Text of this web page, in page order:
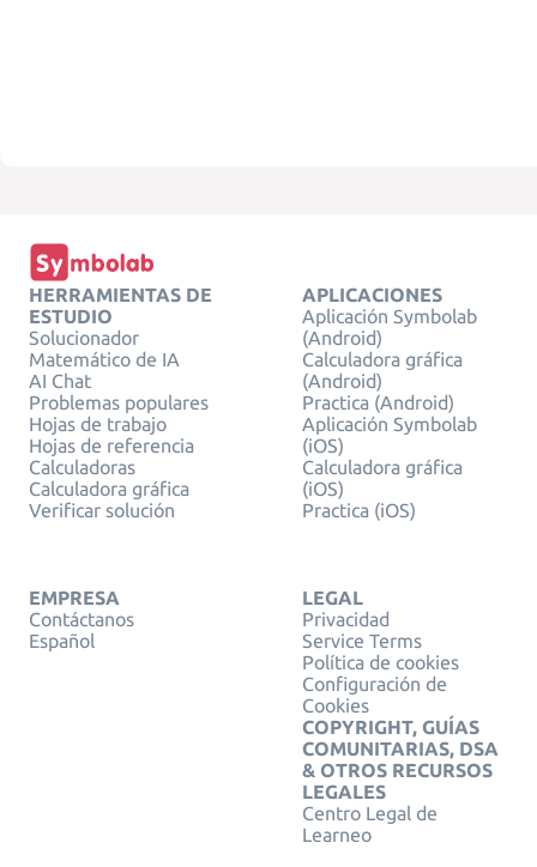
HERRAMIENTAS DE
ESTUDIO
Solucionador
Matemático de IA
AI Chat
Problemas populares
Hojas de trabajo
Hojas de referencia
Calculadoras
Calculadora gráfica
Verificar solución
APLICACIONES
Aplicación Symbolab
(Android)
Calculadora gráfica
(Android)
Practica (Android)
Aplicación Symbolab
(iOS)
Calculadora gráfica
(iOS)
Practica (iOS)
EMPRESA
Contáctanos
Español
LEGAL
Privacidad
Service Terms
Política de cookies
Configuración de
Cookies
COPYRIGHT, GUÍAS
COMUNITARIAS, DSA
& OTROS RECURSOS
LEGALES
Centro Legal de
Learneo